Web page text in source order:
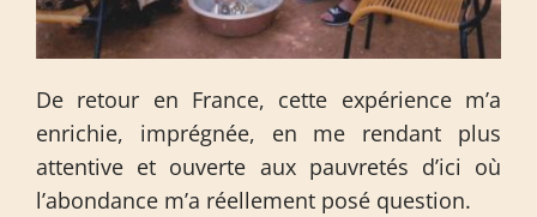
De retour en France, cette expérience m’a
enrichie, imprégnée, en me rendant plus
attentive et ouverte aux pauvretés d’ici où
l’abondance m’a réellement posé question.